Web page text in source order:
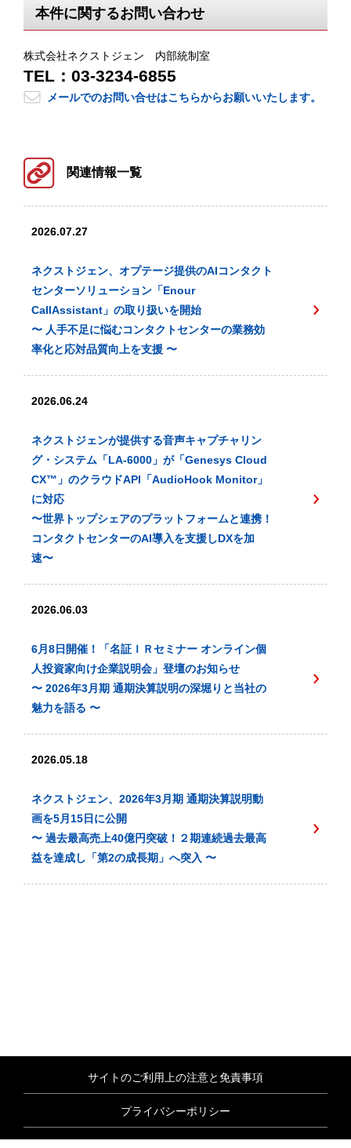
本件に関するお問い合わせ
株式会社ネクストジェン 内部統制室
TEL：03-3234-6855
メールでのお問い合せはこちらからお願いいたします。
関連情報一覧
2026.07.27
ネクストジェン、オプテージ提供のAIコンタクト
センターソリューション「Enour
CallAssistant」の取り扱いを開始
〜 人手不足に悩むコンタクトセンターの業務効
率化と応対品質向上を支援 〜
2026.06.24
ネクストジェンが提供する音声キャプチャリン
グ・システム「LA-6000」が「Genesys Cloud
CX™️」のクラウドAPI「AudioHook Monitor」
に対応
〜世界トップシェアのプラットフォームと連携！
コンタクトセンターのAI導入を支援しDXを加
速〜
2026.06.03
6月8日開催！「名証ＩＲセミナー オンライン個
人投資家向け企業説明会」登壇のお知らせ
〜 2026年3月期 通期決算説明の深堀りと当社の
魅力を語る 〜
2026.05.18
ネクストジェン、2026年3月期 通期決算説明動
画を5月15日に公開
〜 過去最高売上40億円突破！２期連続過去最高
益を達成し「第2の成長期」へ突入 〜
サイトのご利用上の注意と免責事項
プライバシーポリシー